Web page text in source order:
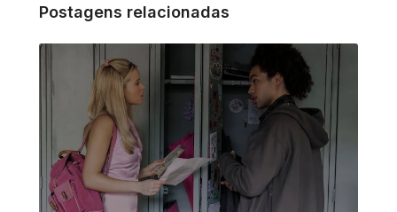
Postagens relacionadas